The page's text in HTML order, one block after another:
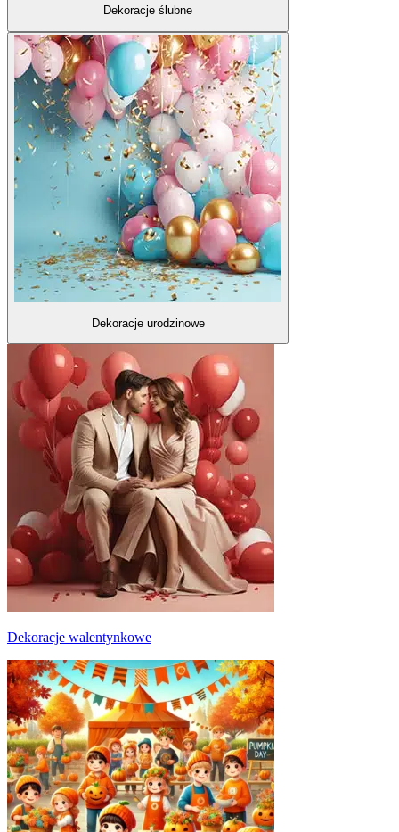
Dekoracje ślubne
Dekoracje urodzinowe
Dekoracje walentynkowe